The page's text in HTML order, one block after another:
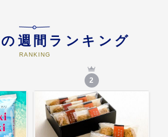
足腰の強い地域経済・産業の創出
〇バッテリーバレー構想の実現
〇スタートアップ支援事業 ほか
文化・スポーツを核とした地域ブ
ランディング
週間ランキング
RANKING
2